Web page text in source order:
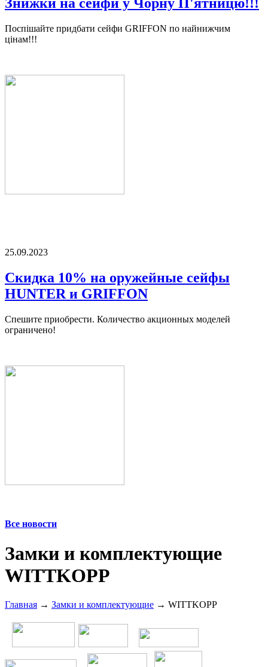
Знижки на сейфи у Чорну П'ятницю!!!
Поспішайте придбати сейфи GRIFFON по найнижчим
цінам!!!
25.09.2023
Скидка 10% на оружейные сейфы
HUNTER и GRIFFON
Спешите приобрести. Количество акционных моделей
ограничено!
Все новости
Замки и комплектующие
WITTKOPP
Главная → Замки и комплектующие → WITTKOPP